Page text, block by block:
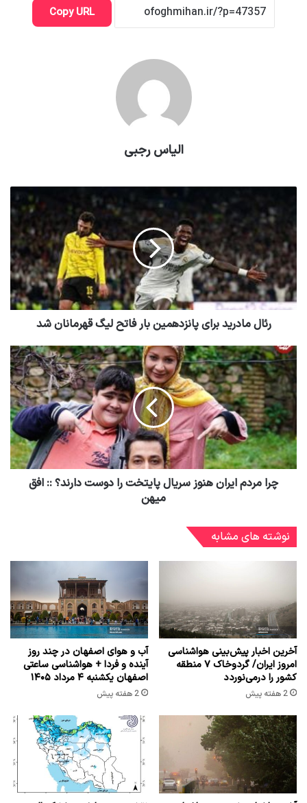
Copy URL
الیاس رجبی
رئال مادرید برای پانزدهمین بار فاتح لیگ قهرمانان شد
چرا مردم ایران هنوز سریال پایتخت را دوست دارند؟ :: افق
میهن
نوشته های مشابه
آخرین اخبار پیش‌بینی هواشناسی
امروز ایران/ گردوخاک ۷ منطقه
کشور را درمی‌نوردد
2 هفته پیش
آب و هوای اصفهان در چند روز
آینده و فردا + هواشناسی ساعتی
اصفهان یکشنبه ۴ مرداد ۱۴۰۵
2 هفته پیش